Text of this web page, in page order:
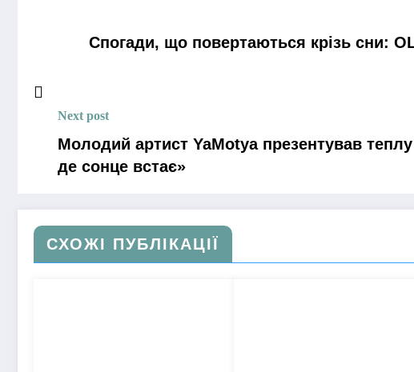
Спогади, що повертаються крізь сни:
Next post
Молодий артист YaMotya презентував
де сонце встає»
СХОЖІ ПУБЛІКАЦІЇ